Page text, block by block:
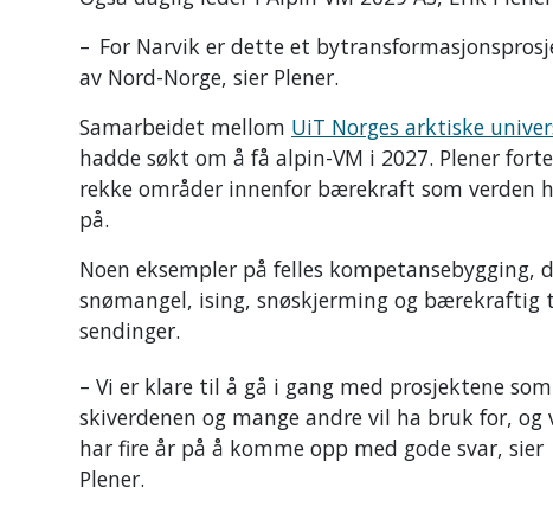
– For Narvik er dette et
av Nord-Norge, sier Plener.
Samarbeidet mellom UiT Norges arktiske
hadde søkt om å få alpin-VM i 2027. Plener
rekke områder innenfor bærekraft som verden
på.
Noen eksempler på felles
snømangel, ising, snøskjerming og
sendinger.
– Vi er klare til å gå i gang med prosjektene som
skiverdenen og mange andre vil ha bruk for, og
har fire år på å komme opp med gode svar, sier
Plener.